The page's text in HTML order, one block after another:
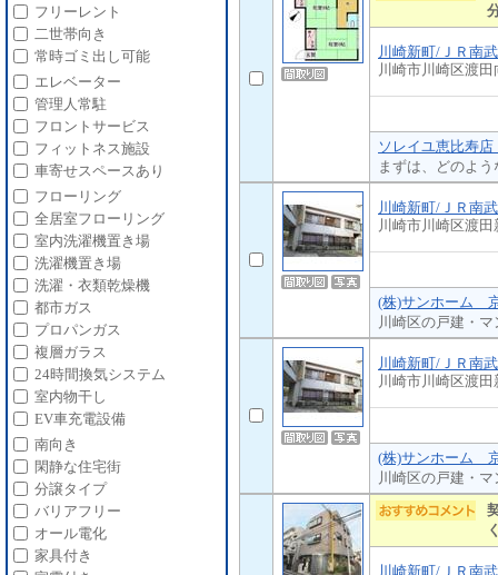
川崎新町/ＪＲ南
川崎市川崎区渡田
ソレイユ恵比寿
まずは、どのよ
川崎新町/ＪＲ南
川崎市川崎区渡
(株)サンホーム
川崎区の戸建・
川崎新町/ＪＲ南
川崎市川崎区渡
(株)サンホーム
川崎区の戸建・
川崎新町/ＪＲ南
フリーレント
二世帯向き
常時ゴミ出し可能
エレベーター
管理人常駐
フロントサービス
フィットネス施設
車寄せスペースあり
フローリング
全居室フローリング
室内洗濯機置き場
洗濯機置き場
洗濯・衣類乾燥機
都市ガス
プロパンガス
複層ガラス
24時間換気システム
室内物干し
EV車充電設備
南向き
閑静な住宅街
分譲タイプ
バリアフリー
オール電化
家具付き